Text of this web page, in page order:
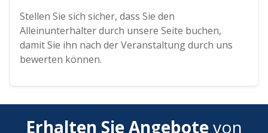
Stellen Sie sich sicher, dass Sie den
Alleinunterhalter durch unsere Seite buchen,
damit Sie ihn nach der Veranstaltung durch uns
bewerten können.
Erhalten Sie Angebotevon